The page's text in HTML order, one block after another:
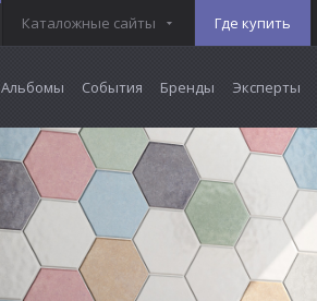
Каталожные сайты Где купить
Альбомы События Бренды Эксперты